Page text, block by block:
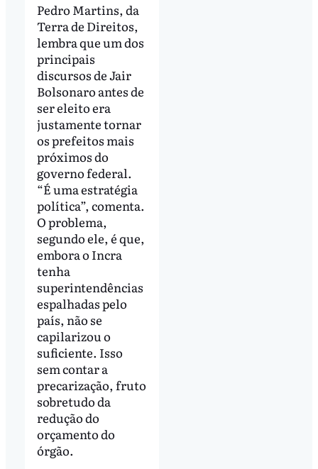
Pedro Martins, da
Terra de Direitos,
lembra que um dos
principais
discursos de Jair
Bolsonaro antes de
ser eleito era
justamente tornar
os prefeitos mais
próximos do
governo federal.
“É uma estratégia
política”, comenta.
O problema,
segundo ele, é que,
embora o Incra
tenha
superintendências
espalhadas pelo
país, não se
capilarizou o
suficiente. Isso
sem contar a
precarização, fruto
sobretudo da
redução do
orçamento do
órgão.